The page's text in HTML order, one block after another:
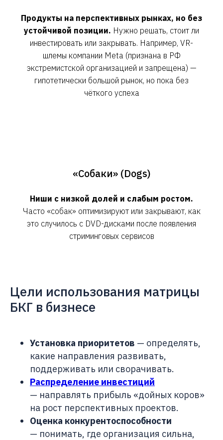
Продукты на перспективных рынках, но без
устойчивой позиции. Нужно решать, стоит ли
инвестировать или закрывать. Например, VR-
шлемы компании Meta (признана в РФ
экстремистской организацией и запрещена) —
гипотетически большой рынок, но пока без
чёткого успеха
«Собаки» (Dogs)
Ниши с низкой долей и слабым ростом.
Часто «собак» оптимизируют или закрывают, как
это случилось с DVD-дисками после появления
стриминговых сервисов
Цели использования матрицы
БКГ в бизнесе
Установка приоритетов — определять,
какие направления развивать,
поддерживать или сворачивать.
Распределение инвестиций
— направлять прибыль «дойных коров»
на рост перспективных проектов.
Оценка конкурентоспособности
— понимать, где организация сильна,